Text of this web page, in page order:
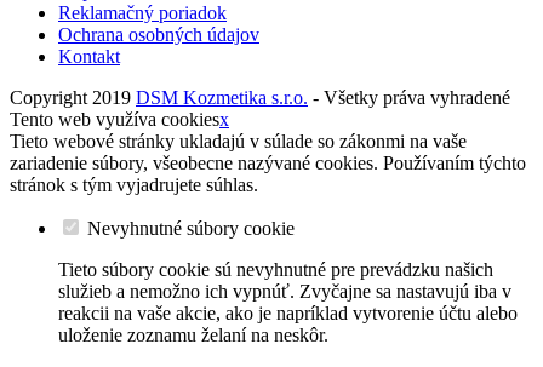
Reklamačný poriadok
Ochrana osobných údajov
Kontakt
Copyright 2019 DSM Kozmetika s.r.o. - Všetky práva vyhradené
Tento web využíva cookiesx
Tieto webové stránky ukladajú v súlade so zákonmi na vaše
zariadenie súbory, všeobecne nazývané cookies. Používaním týchto
stránok s tým vyjadrujete súhlas.
Nevyhnutné súbory cookie
Tieto súbory cookie sú nevyhnutné pre prevádzku našich
služieb a nemožno ich vypnúť. Zvyčajne sa nastavujú iba v
reakcii na vaše akcie, ako je napríklad vytvorenie účtu alebo
uloženie zoznamu želaní na neskôr.